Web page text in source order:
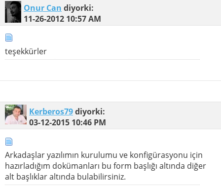
Onur Can diyorki:
11-26-2012 10:57 AM
teşekkürler
Kerberos79diyorki:
03-12-2015 10:46 PM
Arkadaşlar yazılımın kurulumu ve konfigürasyonu için
hazırladığım dokümanları bu form başlığı altında diğer
alt başlıklar altında bulabilirsiniz.